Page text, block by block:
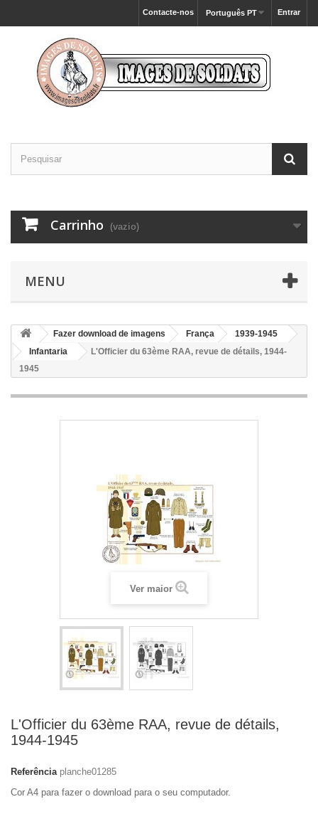
Entrar
Português PT
Contacte-nos
Carrinho (vazio)
MENU
Fazer download de imagens França
1939-1945
Infantaria
L'Officier du 63ème RAA, revue de détails, 1944-
1945
Ver maior
L'Officier du 63ème RAA, revue de détails,
1944-1945
Referência planche01285
Cor A4 para fazer o download para o seu computador.